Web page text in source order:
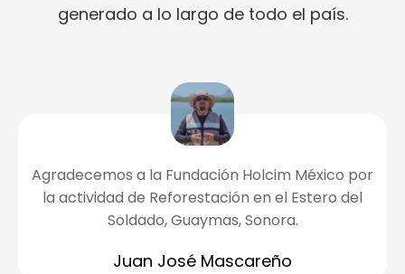
generado a lo largo de todo el país.
Agradecemos a la Fundación Holcim México por
la actividad de Reforestación en el Estero del
Soldado, Guaymas, Sonora.
Juan José Mascareño